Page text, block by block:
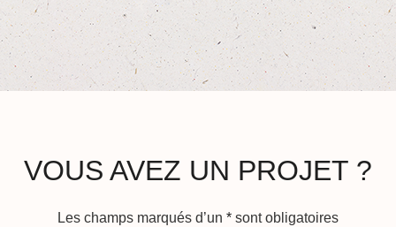
VOUS AVEZ UN PROJET ?
Les champs marqués d’un * sont obligatoires